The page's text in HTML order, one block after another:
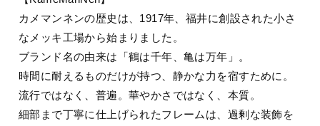
カメマンネンの歴史は、1917年、福井に創設された小さ
なメッキ工場から始まりました。
ブランド名の由来は「鶴は千年、亀は万年」。
時間に耐えるものだけが持つ、静かな力を宿すために。
流行ではなく、普遍。華やかさではなく、本質。
細部まで丁寧に仕上げられたフレームは、過剰な装飾を